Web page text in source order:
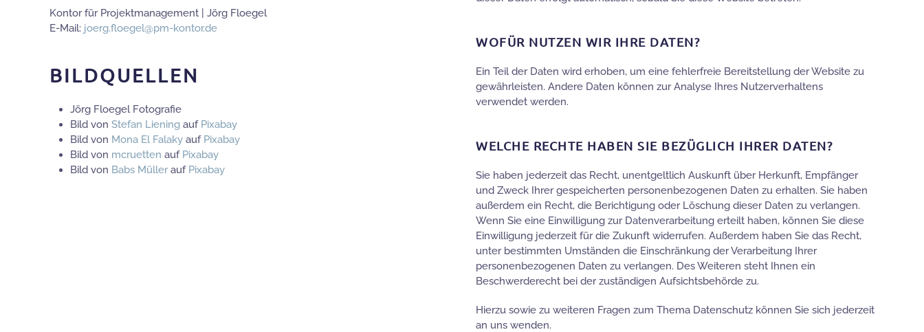
Kontor für Projektmanagement | Jörg Floegel
E-Mail: joerg.floegel@pm-kontor.de
BILDQUELLEN
Jörg Floegel Fotografie
Bild von Stefan Liening auf Pixabay
Bild von Mona El Falaky auf Pixabay
Bild von mcruetten auf Pixabay
Bild von Babs Müllerauf Pixabay
WOFÜR NUTZEN WIR IHRE DATEN?
Ein Teil der Daten wird erhoben, um eine fehlerfreie Bereitstellung der Website zu
gewährleisten. Andere Daten können zur Analyse Ihres Nutzerverhaltens
verwendet werden.
WELCHE RECHTE HABEN SIE BEZÜGLICH IHRER DATEN?
Sie haben jederzeit das Recht, unentgeltlich Auskunft über Herkunft, Empfänger
und Zweck Ihrer gespeicherten personenbezogenen Daten zu erhalten. Sie haben
außerdem ein Recht, die Berichtigung oder Löschung dieser Daten zu verlangen.
Wenn Sie eine Einwilligung zur Datenverarbeitung erteilt haben, können Sie diese
Einwilligung jederzeit für die Zukunft widerrufen. Außerdem haben Sie das Recht,
unter bestimmten Umständen die Einschränkung der Verarbeitung Ihrer
personenbezogenen Daten zu verlangen. Des Weiteren steht Ihnen ein
Beschwerderecht bei der zuständigen Aufsichtsbehörde zu.
Hierzu sowie zu weiteren Fragen zum Thema Datenschutz können Sie sich jederzeit
an uns wenden.